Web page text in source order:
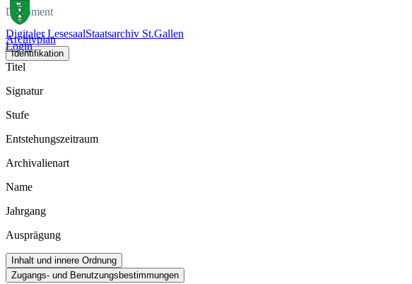
Digitaler LesesaalStaatsarchiv St.Gallen
Login
Dokument
Archivplan
Identifikation
Titel
Signatur
Stufe
Entstehungszeitraum
Archivalienart
Name
Jahrgang
Ausprägung
Inhalt und innere Ordnung
Zugangs- und Benutzungsbestimmungen